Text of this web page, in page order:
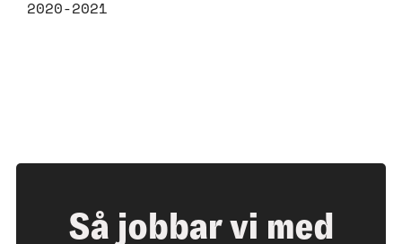
2020-2021
Så jobbar vi med